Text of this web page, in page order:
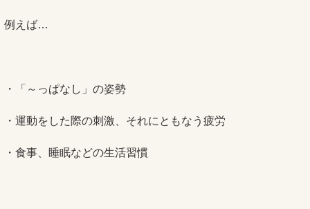
例えば…
・「～っぱなし」の姿勢
・運動をした際の刺激、それにともなう疲労
・食事、睡眠などの生活習慣